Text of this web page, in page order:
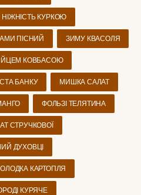
НІЖНІСТЬ КУРКОЮ
ПІСНИЙ ЗИМУ КВАСОЛЯ
КОВБАСОЮ
БАНКУ МИШКА САЛАТ
ФОЛЬЗІ ТЕЛЯТИНА
СТРУЧКОВОЇ
ДУХОВЦІ
КАРТОПЛЯ
КУРЯЧЕ